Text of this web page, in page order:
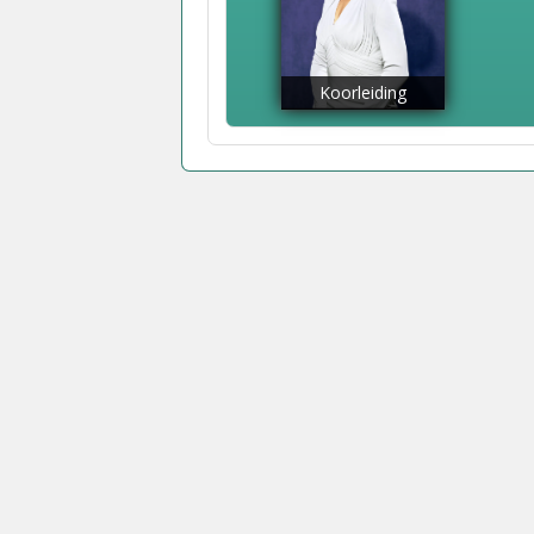
Koorleiding